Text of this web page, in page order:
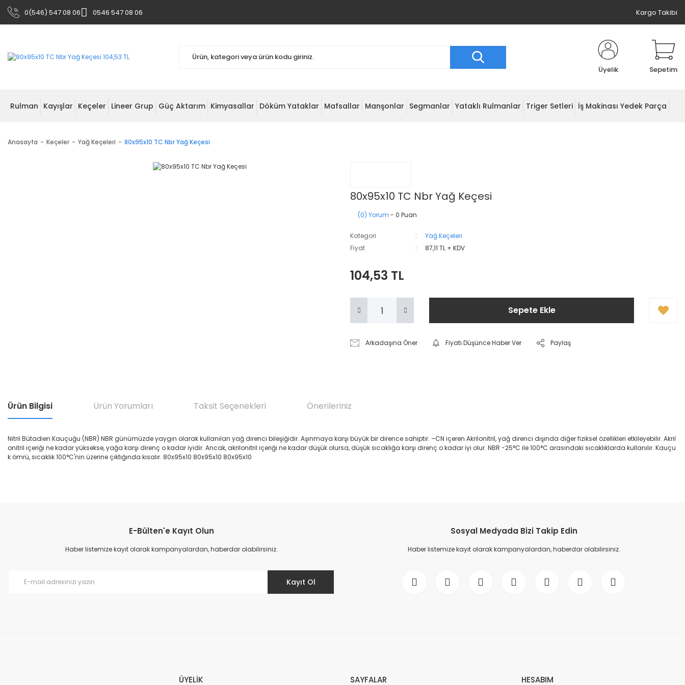
0(546) 547 08 06 0546 547 08 06 Kargo Takibi
Üyelik Sepetim
Rulman Kayışlar Keçeler Lineer Grup Güç Aktarım Kimyasallar Döküm Yataklar Mafsallar Manşonlar Segmanlar Yataklı Rulmanlar Triger Setleri İş Makinası Yedek Parça
Anasayfa Keçeler Yağ Keçeleri 80x95x10 TC Nbr Yağ Keçesi
80x95x10 TC Nbr Yağ Keçesi
(0) Yorum - 0 Puan
Kategori
Yağ Keçeleri
Fiyat
87,11 TL + KDV
104,53 TL
Sepete Ekle
Arkadaşına Öner Fiyatı Düşünce Haber Ver Paylaş
Ürün Bilgisi Ürün Yorumları Taksit Seçenekleri Önerileriniz
Nitril Bütadien Kauçuğu (NBR) NBR günümüzde yaygın olarak kullanılan yağ direnci bileşiğidir. Aşınmaya karşı büyük bir dirence sahiptir. –CN içeren Akrilonitril, yağ direnci dışında diğer fiziksel özellikleri etkileyebilir. Akril
onitril içeriği ne kadar yüksekse, yağa karşı direnç o kadar iyidir. Ancak, akrilonitril içeriği ne kadar düşük olursa, düşük sıcaklığa karşı direnç o kadar iyi olur. NBR -25°C ile 100°C arasındaki sıcaklıklarda kullanılır. Kauçu
k ömrü, sıcaklık 100°C'nin üzerine çıktığında kısalır. 80x95x10 80x95x10 80x95x10
Ürün resmi kalitesiz, bozuk veya görüntülenemiyor.
Ürün açıklamasında eksik bilgiler bulunuyor.
E-Bülten'e Kayıt Olun
Haber listemize kayıt olarak kampanyalardan, haberdar olabilirsiniz.
Kayıt Ol
Sosyal Medyada Bizi Takip Edin
Haber listemize kayıt olarak kampanyalardan, haberdar olabilirsiniz.
ÜYELİK SAYFALAR HESABIM